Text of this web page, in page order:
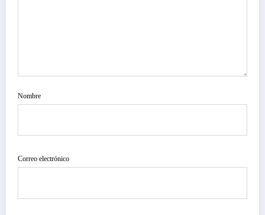
Nombre
Correo electrónico